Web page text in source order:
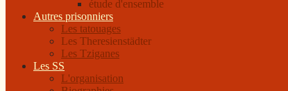
étude d'ensemble
Autres prisonniers
Les tatouages
Les Theresienstädter
Les Tziganes
Les SS
L'organisation